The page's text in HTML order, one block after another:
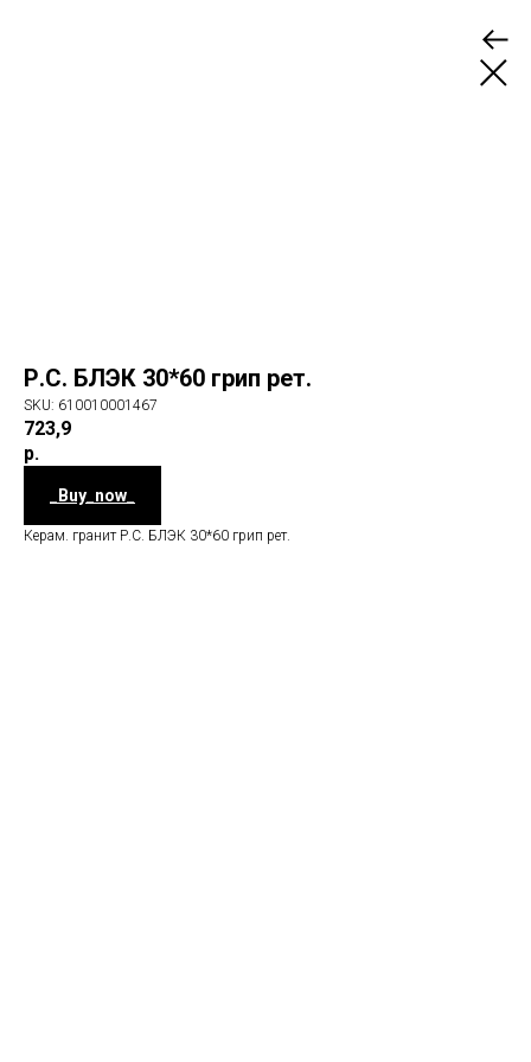
Р.С. БЛЭК 30*60 грип рет.
SKU: 610010001467
723,9
р.
_Buy_now_
Керам. гранит Р.С. БЛЭК 30*60 грип рет.